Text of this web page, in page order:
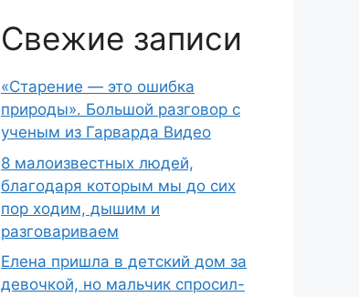
Свежие записи
«Старение — это ошибка
природы». Большой разговор с
ученым из Гарварда Видео
8 малоизвестных людей,
благодаря которым мы до сих
пор ходим, дышим и
разговариваем
Елена пришла в детский дом за
девочкой, но мальчик спросил-